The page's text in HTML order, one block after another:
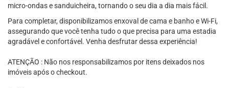
micro-ondas e sanduicheira, tornando o seu dia a dia mais fácil.
Para completar, disponibilizamos enxoval de cama e banho e Wi-Fi,
assegurando que você tenha tudo o que precisa para uma estadia
agradável e confortável. Venha desfrutar dessa experiência!
ATENÇÃO : Não nos responsabilizamos por itens deixados nos
imóveis após o checkout.